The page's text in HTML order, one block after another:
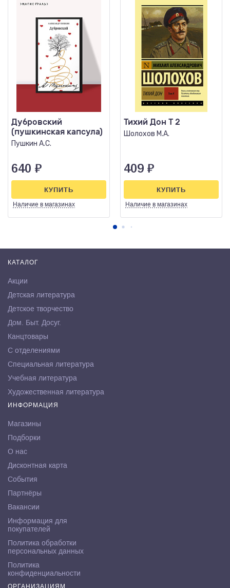
Дубровский
(пушкинская капсула)
Пушкин А.С.
640 ₽
Наличие в магазинах
КУПИТЬ
Тихий Дон Т 2
Шолохов М.А.
409 ₽
Наличие в магазинах
КУПИТЬ
КАТАЛОГ
Акции
Детская литература
Детское творчество
Дом. Быт. Досуг.
Канцтовары
С отделениями
Специальная литература
Учебная литература
Художественная литература
ИНФОРМАЦИЯ
Магазины
Подборки
О нас
Дисконтная карта
События
Партнёры
Вакансии
Информация для
покупателей
Политика обработки
персональных данных
Политика
конфиденциальности
ОРГАНИЗАЦИЯМ